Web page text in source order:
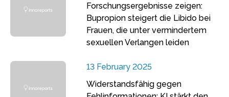
Forschungsergebnisse zeigen:
Bupropion steigert die Libido bei
Frauen, die unter vermindertem
sexuellen Verlangen leiden
13 February 2025
Widerstandsfähig gegen